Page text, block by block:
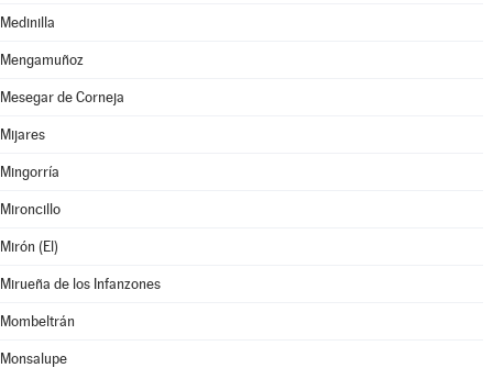
Medinilla
Mengamuñoz
Mesegar de Corneja
Mijares
Mingorría
Mironcillo
Mirón (El)
Mirueña de los Infanzones
Mombeltrán
Monsalupe